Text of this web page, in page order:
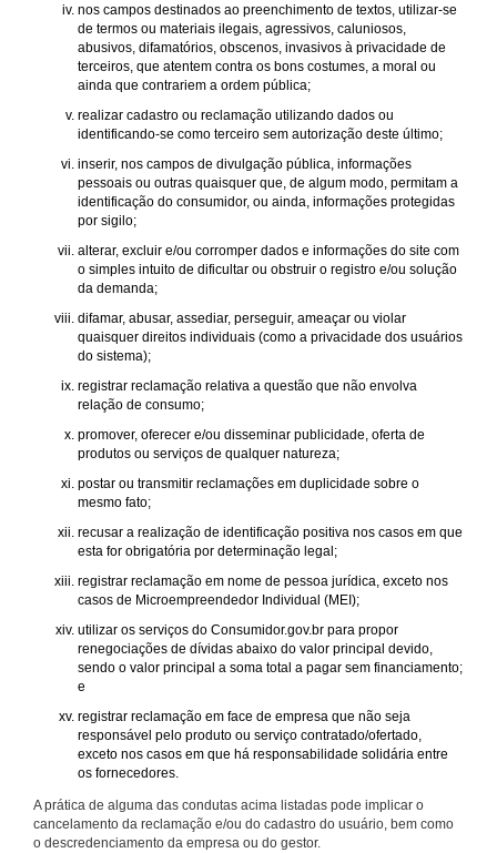
nos campos destinados ao preenchimento de textos, utilizar-se
de termos ou materiais ilegais, agressivos, caluniosos,
abusivos, difamatórios, obscenos, invasivos à privacidade de
terceiros, que atentem contra os bons costumes, a moral ou
ainda que contrariem a ordem pública;
realizar cadastro ou reclamação utilizando dados ou
identificando-se como terceiro sem autorização deste último;
inserir, nos campos de divulgação pública, informações
pessoais ou outras quaisquer que, de algum modo, permitam a
identificação do consumidor, ou ainda, informações protegidas
por sigilo;
alterar, excluir e/ou corromper dados e informações do site com
o simples intuito de dificultar ou obstruir o registro e/ou solução
da demanda;
difamar, abusar, assediar, perseguir, ameaçar ou violar
quaisquer direitos individuais (como a privacidade dos usuários
do sistema);
registrar reclamação relativa a questão que não envolva
relação de consumo;
promover, oferecer e/ou disseminar publicidade, oferta de
produtos ou serviços de qualquer natureza;
postar ou transmitir reclamações em duplicidade sobre o
mesmo fato;
recusar a realização de identificação positiva nos casos em que
esta for obrigatória por determinação legal;
registrar reclamação em nome de pessoa jurídica, exceto nos
casos de Microempreendedor Individual (MEI);
utilizar os serviços do Consumidor.gov.br para propor
renegociações de dívidas abaixo do valor principal devido,
sendo o valor principal a soma total a pagar sem financiamento;
e
registrar reclamação em face de empresa que não seja
responsável pelo produto ou serviço contratado/ofertado,
exceto nos casos em que há responsabilidade solidária entre
os fornecedores.
A prática de alguma das condutas acima listadas pode implicar o
cancelamento da reclamação e/ou do cadastro do usuário, bem como
o descredenciamento da empresa ou do gestor.